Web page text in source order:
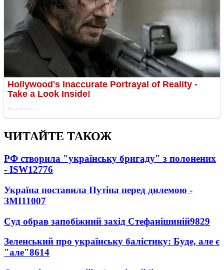
ЧИТАЙТЕ ТАКОЖ
РФ створила "українську бригаду" з полонених
- ISW12776
Україна поставила Путіна перед дилемою -
ЗМІ11007
Суд обрав запобіжний захід Стефанішиній9829
Зеленський про українську балістику: Буде, але є
"але"8614